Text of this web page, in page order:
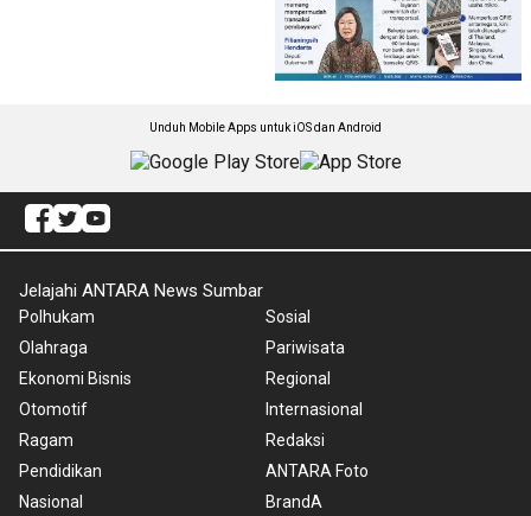
Unduh Mobile Apps untuk iOS dan Android
Jelajahi ANTARA News Sumbar
Polhukam
Olahraga
Ekonomi Bisnis
Otomotif
Ragam
Pendidikan
Nasional
Sosial
Pariwisata
Regional
Internasional
Redaksi
ANTARA Foto
BrandA